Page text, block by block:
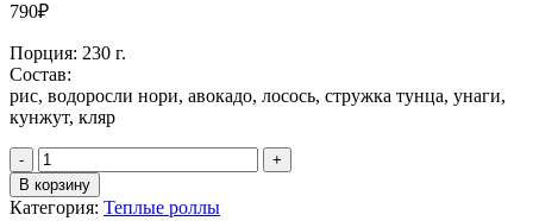
790₽
Порция: 230 г.
Состав:
рис, водоросли нори, авокадо, лосось, стружка тунца, унаги,
кунжут, кляр
Количество
В корзину
Категория: Теплые роллы